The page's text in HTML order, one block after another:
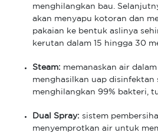
menghilangkan bau.
akan menyapu kotoran dan
pakaian ke bentuk aslinya
kerutan dalam 15 hingga 30
Steam: memanaskan air
menghasilkan uap disinfektan
menghilangkan 99% bakteri,
Dual Spray: sistem
menyemprotkan air untuk